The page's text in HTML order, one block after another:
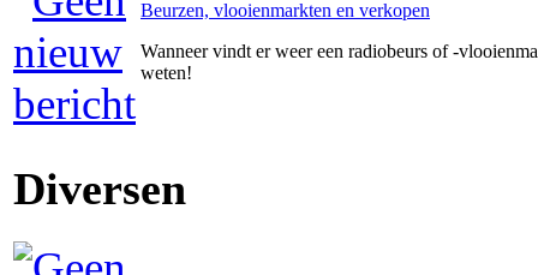
Beurzen, vlooienmarkten en verkopen
Wanneer vindt er weer een radiobeurs of -
weten!
Diversen